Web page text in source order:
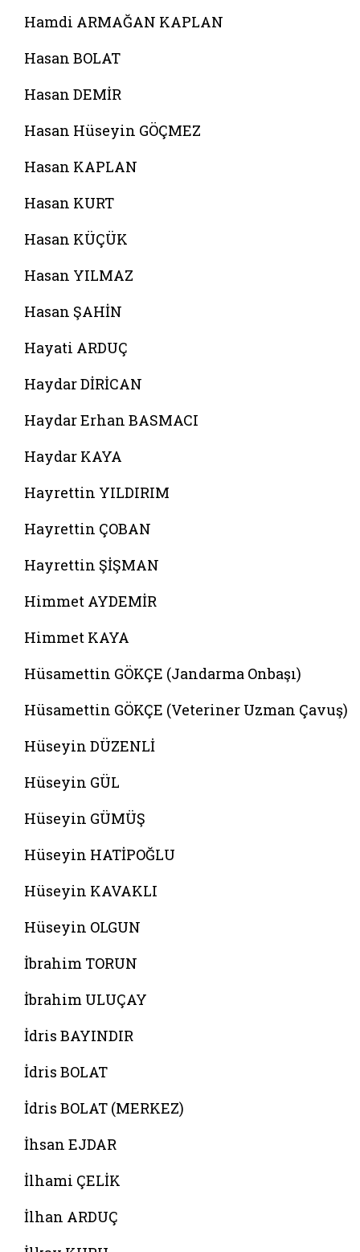
Hamdi ARMAĞAN KAPLAN
Hasan BOLAT
Hasan DEMİR
Hasan Hüseyin GÖÇMEZ
Hasan KAPLAN
Hasan KURT
Hasan KÜÇÜK
Hasan YILMAZ
Hasan ŞAHİN
Hayati ARDUÇ
Haydar DİRİCAN
Haydar Erhan BASMACI
Haydar KAYA
Hayrettin YILDIRIM
Hayrettin ÇOBAN
Hayrettin ŞİŞMAN
Himmet AYDEMİR
Himmet KAYA
Hüsamettin GÖKÇE (Jandarma Onbaşı)
Hüsamettin GÖKÇE (Veteriner Uzman Çavuş)
Hüseyin DÜZENLİ
Hüseyin GÜL
Hüseyin GÜMÜŞ
Hüseyin HATİPOĞLU
Hüseyin KAVAKLI
Hüseyin OLGUN
İbrahim TORUN
İbrahim ULUÇAY
İdris BAYINDIR
İdris BOLAT
İdris BOLAT (MERKEZ)
İhsan EJDAR
İlhami ÇELİK
İlhan ARDUÇ